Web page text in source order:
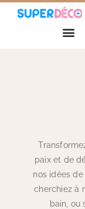
paix et de
nos idées de
cherchiez à
bain, ou